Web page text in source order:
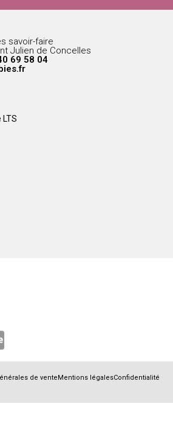
savoir-faire
Julien de Concelles
69 58 04
de venteMentions légalesConfidentialité